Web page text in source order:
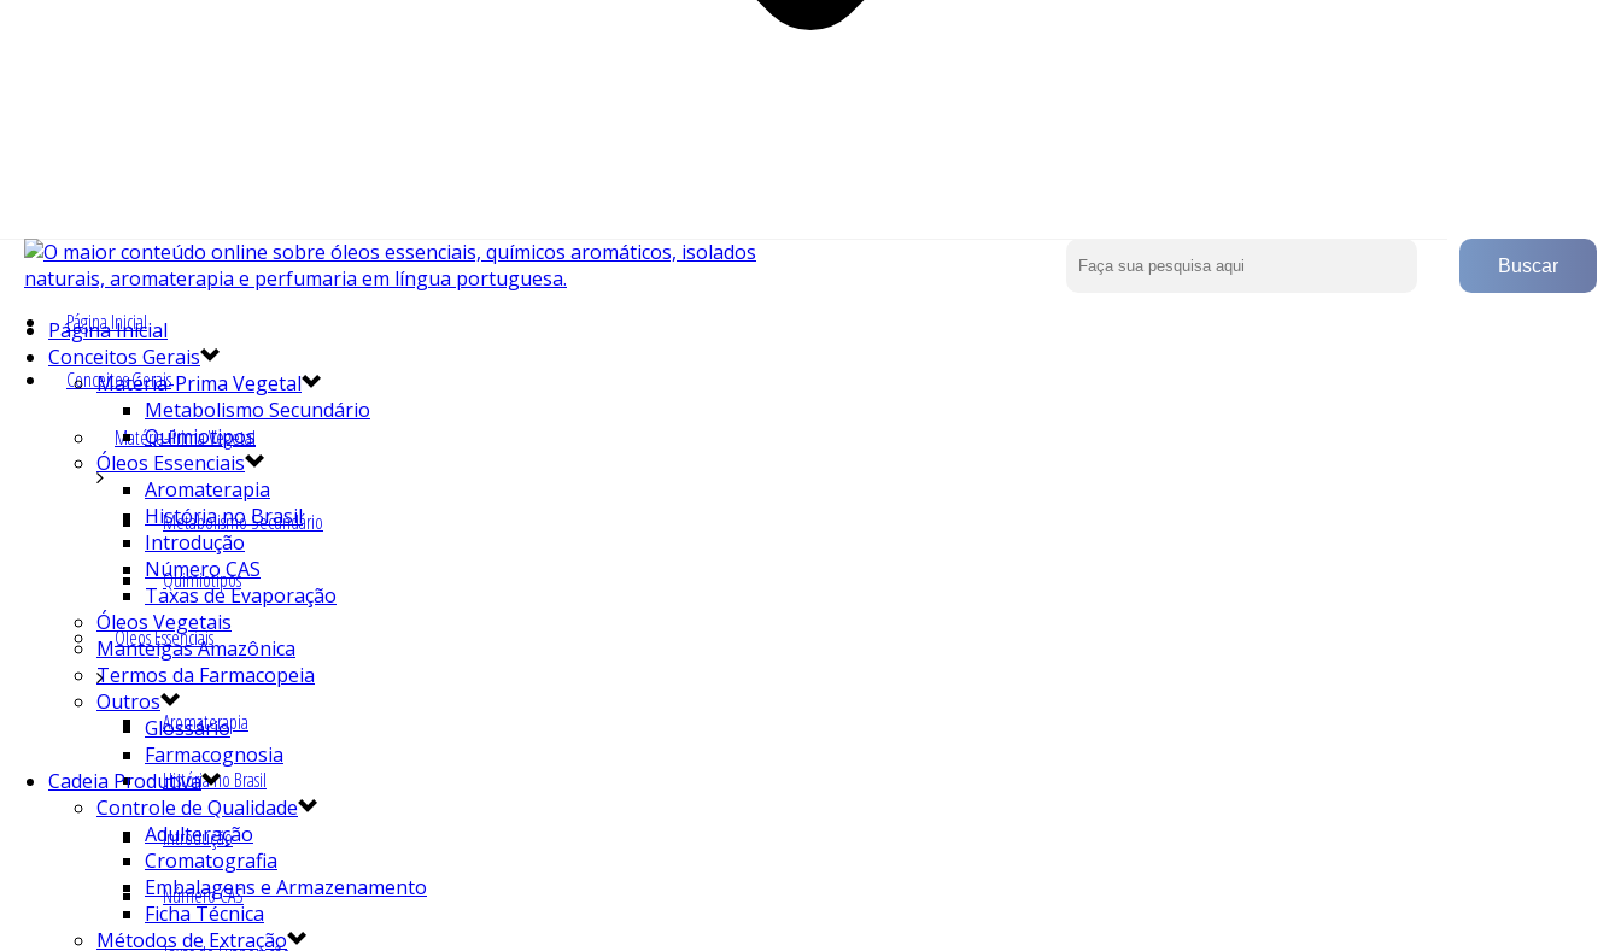
Página Inicial
Conceitos Gerais
Matéria-Prima Vegetal
Metabolismo Secundário
Quimiotipos
Óleos Essenciais
Aromaterapia
História no Brasil
Introdução
Número CAS
Página Inicial
Conceitos Gerais
Matéria-Prima Vegetal
Metabolismo Secundário
Quimiotipos
Óleos Essenciais
Aromaterapia
História no Brasil
Introdução
Número CAS
Taxas de Evaporação
Óleos Vegetais
Manteigas Amazônica
Termos da Farmacopeia
Outros
Glossário
Farmacognosia
Cadeia Produtiva
Controle de Qualidade
Adulteração
Cromatografia
Embalagens e Armazenamento
Ficha Técnica
Métodos de Extração